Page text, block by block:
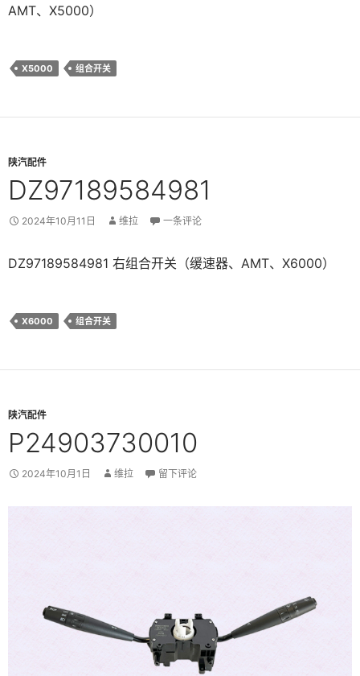
AMT、X5000）
X5000 组合开关
陕汽配件
DZ97189584981
2024年10月11日 维拉 一条评论
DZ97189584981 右组合开关（缓速器、AMT、X6000）
X6000 组合开关
陕汽配件
P24903730010
2024年10月1日 维拉 留下评论